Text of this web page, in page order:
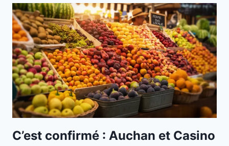
C’est confirmé : Auchan et Casino